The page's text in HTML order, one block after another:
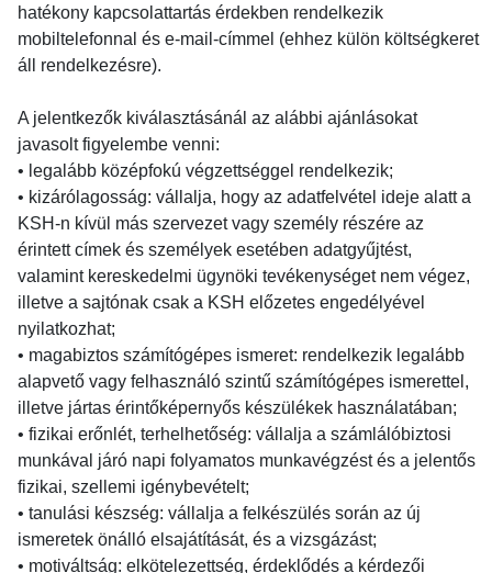
hatékony kapcsolattartás érdekben rendelkezik
mobiltelefonnal és e-mail-címmel (ehhez külön költségkeret
áll rendelkezésre).
A jelentkezők kiválasztásánál az alábbi ajánlásokat
javasolt figyelembe venni:
• legalább középfokú végzettséggel rendelkezik;
• kizárólagosság: vállalja, hogy az adatfelvétel ideje alatt a
KSH-n kívül más szervezet vagy személy részére az
érintett címek és személyek esetében adatgyűjtést,
valamint kereskedelmi ügynöki tevékenységet nem végez,
illetve a sajtónak csak a KSH előzetes engedélyével
nyilatkozhat;
• magabiztos számítógépes ismeret: rendelkezik legalább
alapvető vagy felhasználó szintű számítógépes ismerettel,
illetve jártas érintőképernyős készülékek használatában;
• fizikai erőnlét, terhelhetőség: vállalja a számlálóbiztosi
munkával járó napi folyamatos munkavégzést és a jelentős
fizikai, szellemi igénybevételt;
• tanulási készség: vállalja a felkészülés során az új
ismeretek önálló elsajátítását, és a vizsgázást;
• motiváltság: elkötelezettség, érdeklődés a kérdezői